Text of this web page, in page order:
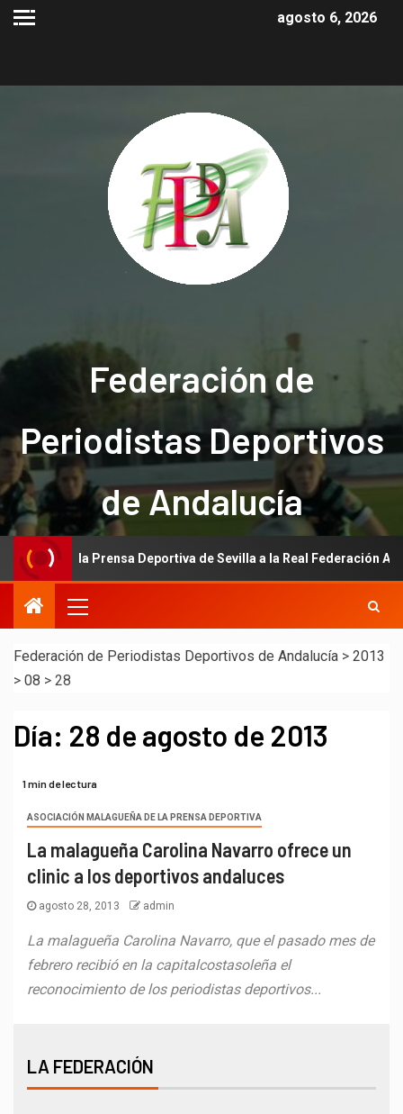
agosto 6, 2026
Federación de
Periodistas Deportivos
de Andalucía
de la Prensa Deportiva de Sevilla a la Real Federación
Federación de Periodistas Deportivos de Andalucía > 2013
> 08 > 28
Día: 28 de agosto de 2013
1 min de lectura
ASOCIACIÓN MALAGUEÑA DE LA PRENSA DEPORTIVA
La malagueña Carolina Navarro ofrece un
clinic a los deportivos andaluces
agosto 28, 2013 admin
La malagueña Carolina Navarro, que el pasado mes de
febrero recibió en la capitalcostasoleña el
reconocimiento de los periodistas deportivos...
LA FEDERACIÓN